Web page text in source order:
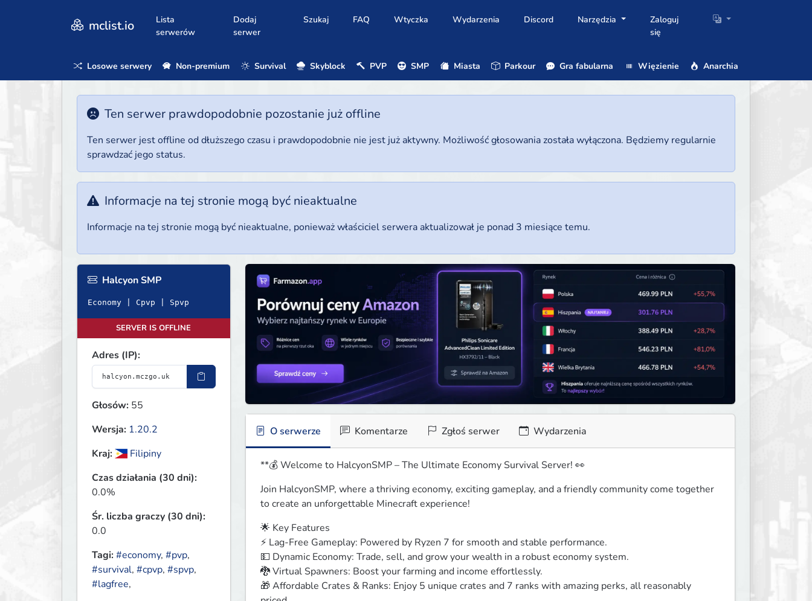
mclist.io
Lista
serwerów
Dodaj
serwer
Szukaj FAQ Wtyczka Wydarzenia Discord Narzędzia
Zaloguj
się
Losowe serwery Non-premium Survival Skyblock PVP SMP Miasta Parkour Gra fabularna Więzienie Anarchia
Ten serwer prawdopodobnie pozostanie już offline
Ten serwer jest offline od dłuższego czasu i prawdopodobnie nie jest już aktywny. Możliwość głosowania została wyłączona. Będziemy regularnie
sprawdzać jego status.
Informacje na tej stronie mogą być nieaktualne
Informacje na tej stronie mogą być nieaktualne, ponieważ właściciel serwera aktualizował je ponad 3 miesiące temu.
Halcyon SMP
Economy | Cpvp | Spvp
SERVER IS OFFLINE
Adres (IP):
Głosów: 55
Wersja: 1.20.2
Kraj:
Filipiny
Czas działania (30 dni):
0.0%
Śr. liczba graczy (30 dni):
0.0
Tagi:#economy, #pvp,
#survival, #cpvp, #spvp,
#lagfree,
O serwerze Komentarze Zgłoś serwer Wydarzenia
**💰 Welcome to HalcyonSMP – The Ultimate Economy Survival Server! 👀
Join HalcyonSMP, where a thriving economy, exciting gameplay, and a friendly community come together
to create an unforgettable Minecraft experience!
🌟 Key Features
⚡ Lag-Free Gameplay: Powered by Ryzen 7 for smooth and stable performance.
💵 Dynamic Economy: Trade, sell, and grow your wealth in a robust economy system.
🐉 Virtual Spawners: Boost your farming and income effortlessly.
🎁 Affordable Crates & Ranks: Enjoy 5 unique crates and 7 ranks with amazing perks, all reasonably